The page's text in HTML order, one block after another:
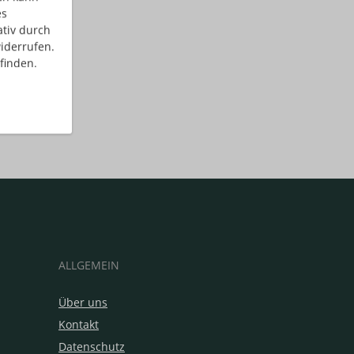
durch
ALLGEMEIN
Über uns
Kontakt
Datenschutz